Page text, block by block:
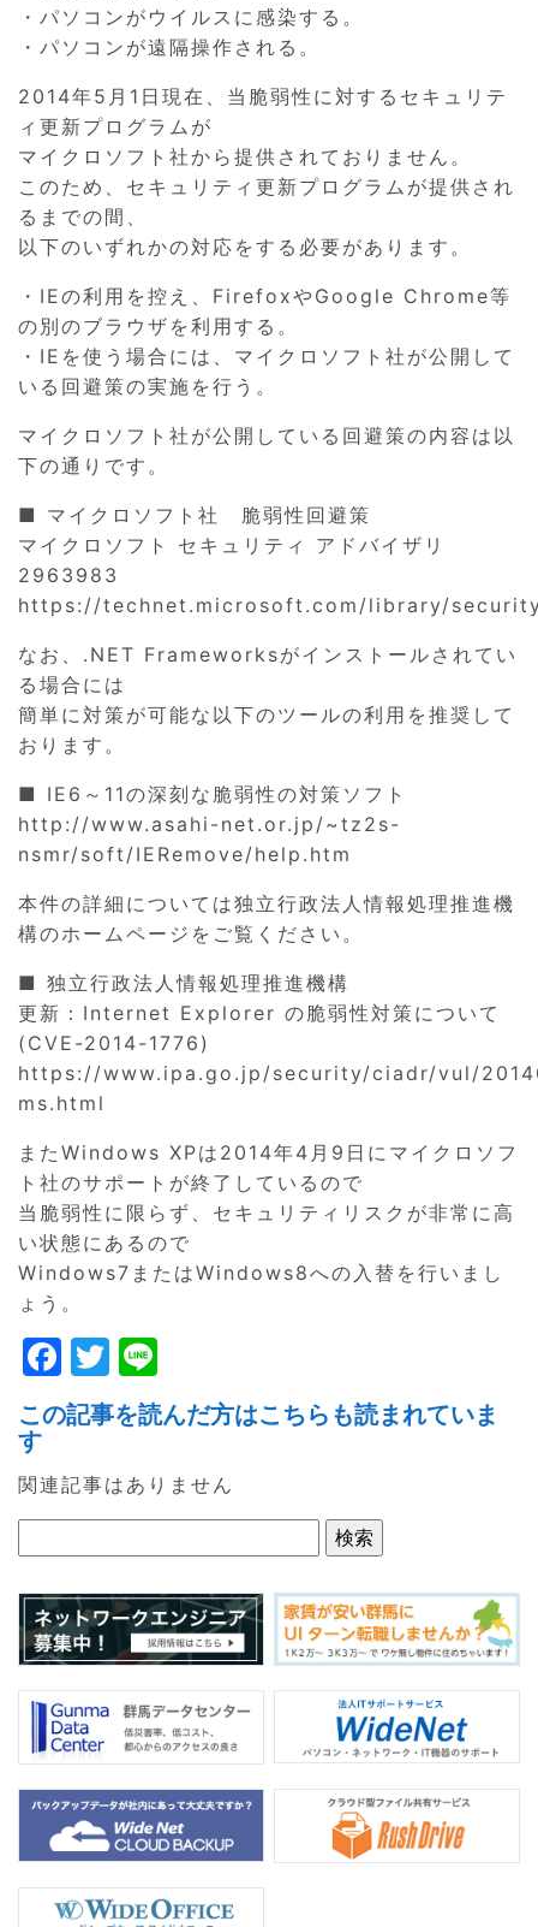
・パソコンがウイルスに感染する。
・パソコンが遠隔操作される。
2014年5月1日現在、当脆弱性に対するセキュリテ
ィ更新プログラムが
マイクロソフト社から提供されておりません。
このため、セキュリティ更新プログラムが提供され
るまでの間、
以下のいずれかの対応をする必要があります。
・IEの利用を控え、FirefoxやGoogle Chrome等
の別のブラウザを利用する。
・IEを使う場合には、マイクロソフト社が公開して
いる回避策の実施を行う。
マイクロソフト社が公開している回避策の内容は以
下の通りです。
■ マイクロソフト社 脆弱性回避策
マイクロソフト セキュリティ アドバイザリ
2963983
https://technet.microsoft.com/library/
なお、.NET Frameworksがインストールされてい
る場合には
簡単に対策が可能な以下のツールの利用を推奨して
おります。
■ IE6～11の深刻な脆弱性の対策ソフト
http://www.asahi-net.or.jp/~tz2s-
nsmr/soft/IERemove/help.htm
本件の詳細については独立行政法人情報処理推進機
構のホームページをご覧ください。
■ 独立行政法人情報処理推進機構
更新：Internet Explorer の脆弱性対策について
(CVE-2014-1776)
https://www.ipa.go.jp/security/ciadr/vul/
ms.html
またWindows XPは2014年4月9日にマイクロソフ
ト社のサポートが終了しているので
当脆弱性に限らず、セキュリティリスクが非常に高
い状態にあるので
Windows7またはWindows8への入替を行いまし
ょう。
F
a
c
e
b
o
o
k
T
w
itt
er
n
e
この記事を読んだ方はこちらも読まれていま
す
関連記事はありません